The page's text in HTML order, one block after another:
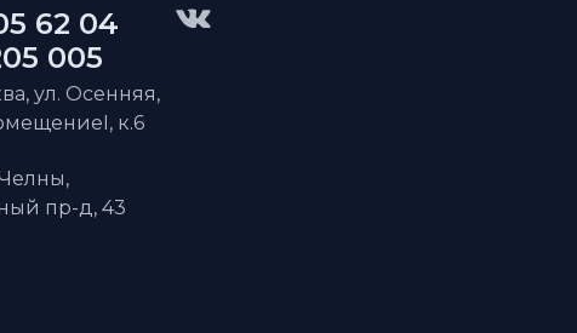
62 04
005
ул. Осенняя,
к.6
пр-д, 43